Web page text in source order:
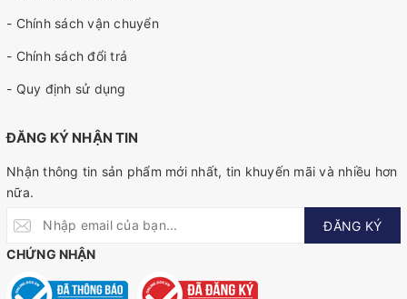
- Chính sách vận chuyển
- Chính sách đổi trả
- Quy định sử dụng
ĐĂNG KÝ NHẬN TIN
Nhận thông tin sản phẩm mới nhất, tin khuyến mãi và nhiều hơn
nữa.
ĐĂNG KÝ
CHỨNG NHẬN